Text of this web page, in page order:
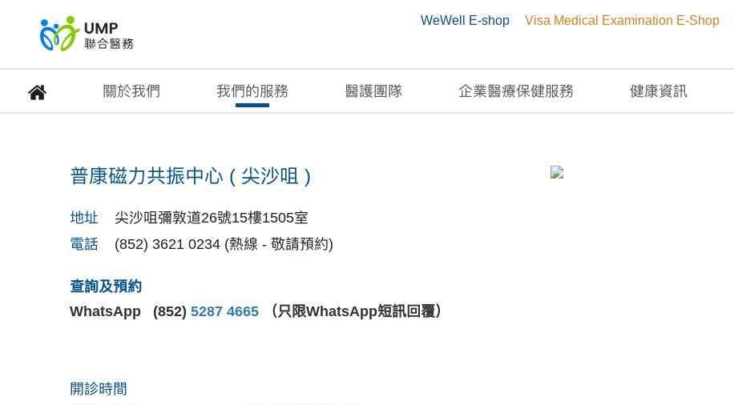
WeWell E-shop Visa Medical Examination E-Shop
關於我們 我們的服務 醫護團隊 企業醫療保健服務 健康資訊
普康磁力共振中心 ( 尖沙咀 )
普康磁力共振中心 ( 尖沙咀 )
地址
尖沙咀彌敦道26號15樓1505室
電話
(852) 3621 0234 (熱線 - 敬請預約)
查詢及預約
WhatsApp (852) 5287 4665 （只限WhatsApp短訊回覆）
開診時間